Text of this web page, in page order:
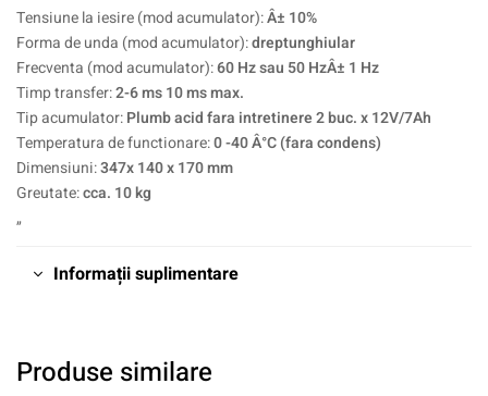
Tensiune la iesire (mod acumulator):Â± 10%
Forma de unda (mod acumulator):dreptunghiular
Frecventa (mod acumulator):60 Hz sau 50 HzÂ± 1 Hz
Timp transfer:2-6 ms 10 ms max.
Tip acumulator:Plumb acid fara intretinere 2 buc. x 12V/7Ah
Temperatura de functionare:0 -40 Â°C (fara condens)
Dimensiuni:347x 140 x 170 mm
Greutate:cca. 10 kg
„
Informații suplimentare
Produse similare